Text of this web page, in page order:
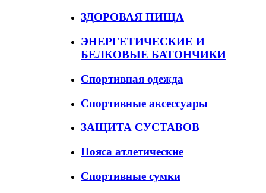
ЗДОРОВАЯ ПИЩА
ЭНЕРГЕТИЧЕСКИЕ И
БЕЛКОВЫЕ БАТОНЧИКИ
Спортивная одежда
Спортивные аксессуары
ЗАЩИТА СУСТАВОВ
Пояса атлетические
Спортивные сумки